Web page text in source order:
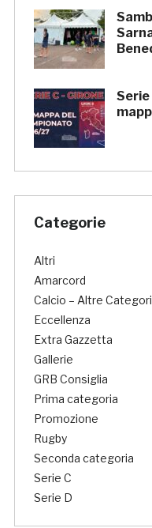
Serie
Categorie
Altri
Amarcord
Calcio – Altre
Eccellenza
Extra Gazzetta
Gallerie
GRB Consiglia
Prima categoria
Promozione
Rugby
Seconda categoria
Serie C
Serie D